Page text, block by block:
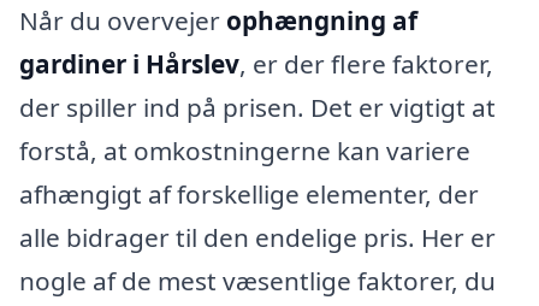
Når du overvejer ophængning af
gardiner i Hårslev, er der flere faktorer,
der spiller ind på prisen. Det er vigtigt at
forstå, at omkostningerne kan variere
afhængigt af forskellige elementer, der
alle bidrager til den endelige pris. Her er
nogle af de mest væsentlige faktorer, du